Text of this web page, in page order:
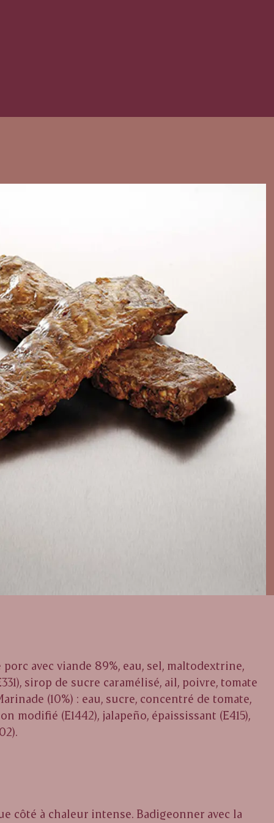
avec viande 89%, eau, sel, maltodextrine,
sirop de sucre caramélisé, ail, poivre, tomate
(10%) : eau, sucre, concentré de tomate,
modifié (E1442), jalapeño, épaississant (E415),
côté à chaleur intense. Badigeonner avec la